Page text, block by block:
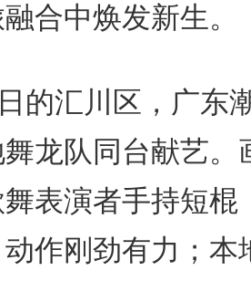
合中焕发新生。
汇川区，广东
龙队同台献艺。
表演者手持短棍
作刚劲有力；本